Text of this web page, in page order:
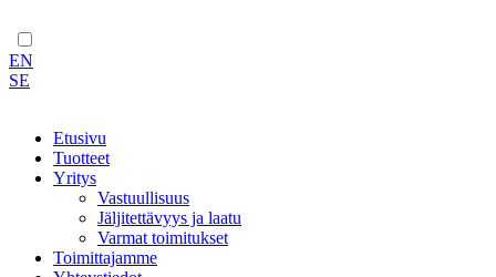
EN
SE
Etusivu
Tuotteet
Yritys
Vastuullisuus
Jäljitettävyys ja laatu
Varmat toimitukset
Toimittajamme